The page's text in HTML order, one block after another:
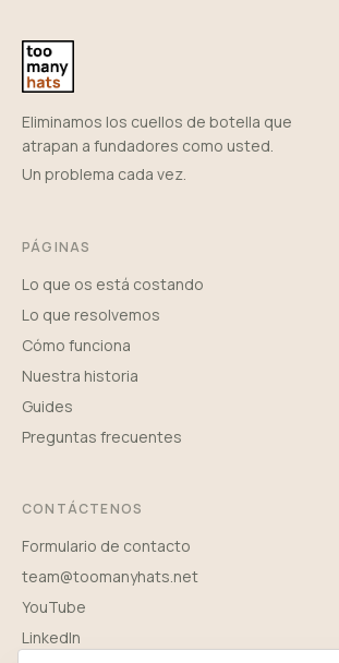
Eliminamos los cuellos de botella que
atrapan a fundadores como usted.
Un problema cada vez.
PÁGINAS
Lo que os está costando
Lo que resolvemos
Cómo funciona
Nuestra historia
Guides
Preguntas frecuentes
CONTÁCTENOS
Formulario de contacto
team@toomanyhats.net
YouTube
LinkedIn